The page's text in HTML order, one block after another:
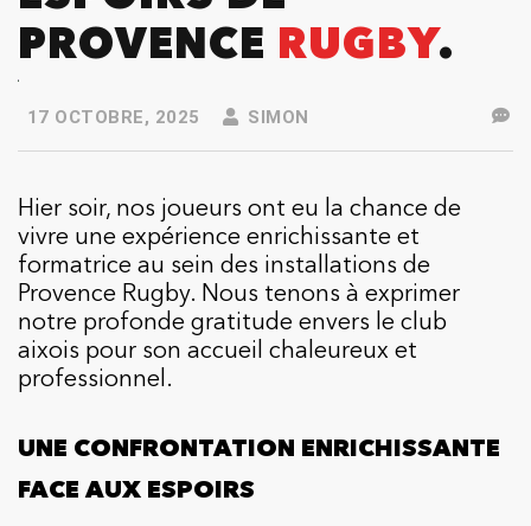
PROVENCE RUGBY
17 OCTOBRE, 2025 SIMON
Hier soir, nos joueurs ont eu la chance de
vivre une expérience enrichissante et
formatrice au sein des installations de
Provence Rugby. Nous tenons à exprimer
notre profonde gratitude envers le club
aixois pour son accueil chaleureux et
professionnel.
UNE CONFRONTATION ENRICHISSANTE
FACE AUX ESPOIRS